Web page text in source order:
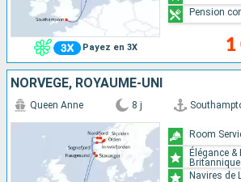
Payez en 3X 1
Pension
NORVÈGE, ROYAUME-UNI
Queen Anne 8 j
Room
Élégance
Navires de